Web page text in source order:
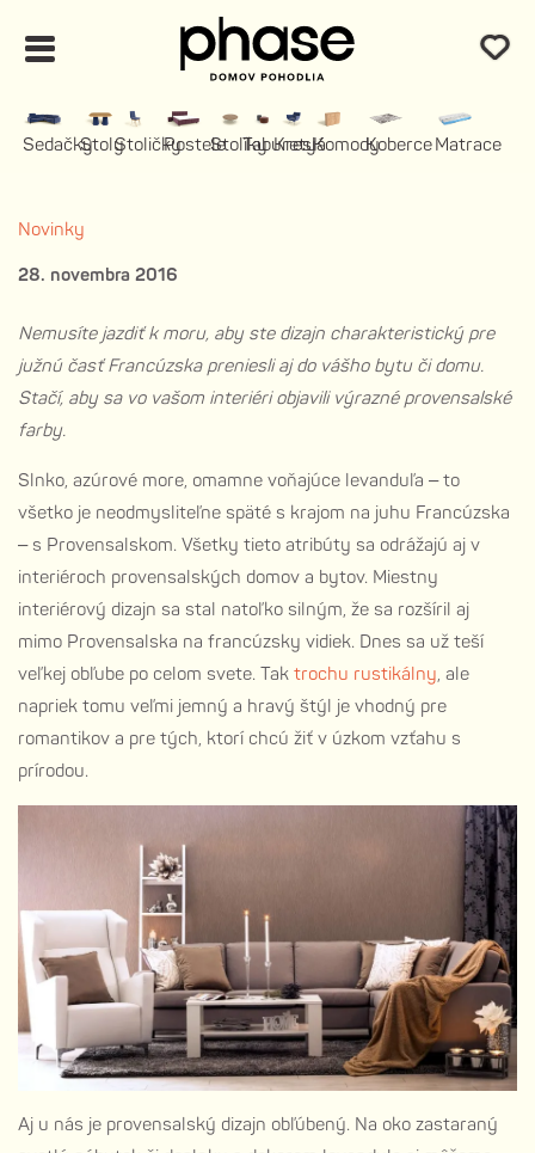
SedačkyStolyStoličkyPosteleStolíkyTaburety
KresláKomodyKoberceMatrace
Novinky
28. novembra 2016
Nemusíte jazdiť k moru, aby ste dizajn charakteristický pre
južnú časť Francúzska preniesli aj do vášho bytu či domu.
Stačí, aby sa vo vašom interiéri objavili výrazné provensalské
farby.
Slnko, azúrové more, omamne voňajúce levanduľa –to
všetko je neodmysliteľne späté s krajom na juhu Francúzska
–s Provensalskom. Všetky tieto atribúty sa odrážajú aj v
interiéroch provensalských domov a bytov. Miestny
interiérový dizajn sa stal natoľko silným, že sa rozšíril aj
mimo Provensalska na francúzsky vidiek. Dnes sa už teší
veľkej obľube po celom svete. Tak trochu rustikálny, ale
napriek tomu veľmi jemný a hravý štýl je vhodný pre
romantikov a pre tých, ktorí chcú žiť v úzkom vzťahu s
prírodou.
Aj u nás je provensalský dizajn obľúbený. Na oko zastaraný